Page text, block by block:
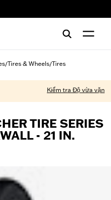
/Tires & Wheels/Tires
Kiểm tra Độ vừa vặn
TIRE SERIES
- 21 IN.